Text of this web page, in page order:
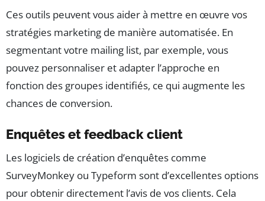
Ces outils peuvent vous aider à mettre en œuvre vos
stratégies marketing de manière automatisée. En
segmentant votre mailing list, par exemple, vous
pouvez personnaliser et adapter l’approche en
fonction des groupes identifiés, ce qui augmente les
chances de conversion.
Enquêtes et feedback client
Les logiciels de création d’enquêtes comme
SurveyMonkey ou Typeform sont d’excellentes options
pour obtenir directement l’avis de vos clients. Cela